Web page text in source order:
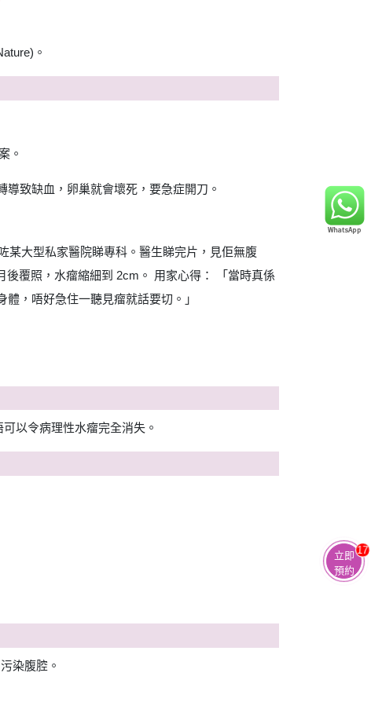
。
。
致缺血，卵巢就會壞死，要急症開刀。
某大型私家醫院睇專科。醫生睇完片，見佢無腹
覆照，水瘤縮細到 2cm。 用家心得： 「當時真係
，唔好急住一聽見瘤就話要切。」
以令病理性水瘤完全消失。
染腹腔。
立即
預約
17